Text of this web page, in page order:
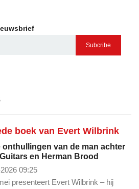
Subcribe
boek van Evert Wilbrink
onthullingen van de man achter
en Herman Brood
09:25
presenteert Evert Wilbrink – hij